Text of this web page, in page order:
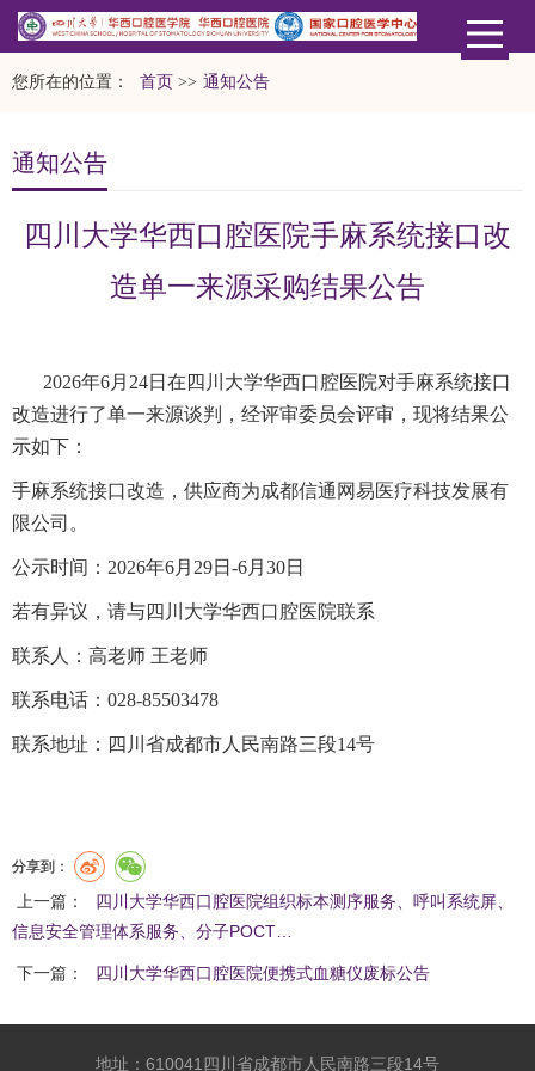
您所在的位置： 首页 >> 通知公告
通知公告
四川大学华西口腔医院手麻系统接口改
造单一来源采购结果公告
2026年6月 24日在四川大学华西口腔医院对手麻系统接口
改造进行了单一来源谈判，经评审委员会评审，现将结果公
示如下：
手麻系统接口改造 ， 供应商为成都信通网易医疗科技发展有
限公司 。
公示时间： 2026年6月 29日 -6月 30日
若有异议，请与四川大学华西口腔医院联系
联系人： 高老师 王老师
联系电话： 028-85503478
联系地址：四川省成都市人民南路三段14号
分享到：
上一篇：
四川大学华西口腔医院组织标本测序服务、呼叫系统屏、
信息安全管理体系服务、分子POCT…
下一篇： 四川大学华西口腔医院便携式血糖仪废标公告
地址：610041四川省成都市人民南路三段14号